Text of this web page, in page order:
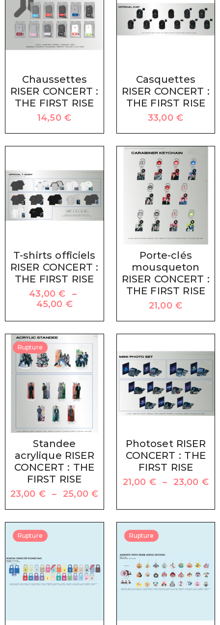
Chaussettes
RISER CONCERT :
THE FIRST RISE
14,50€
Casquettes
RISER CONCERT :
THE FIRST RISE
33,00€
T-shirts officiels
RISER CONCERT :
THE FIRST RISE
43,00€
–
45,00 €
Porte-clés
mousqueton
RISER CONCERT :
THE FIRST RISE
21,00€
Rupture
Standee
acrylique RISER
CONCERT : THE
FIRST RISE
23,00€ – 25,00€
Photoset RISER
CONCERT : THE
FIRST RISE
21,00 € – 23,00 €
Rupture Rupture